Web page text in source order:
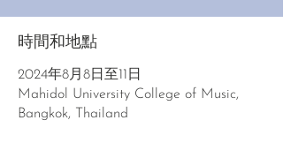
時間和地點
2024年8月8日至11日
Mahidol University College of Music,
Bangkok, Thailand